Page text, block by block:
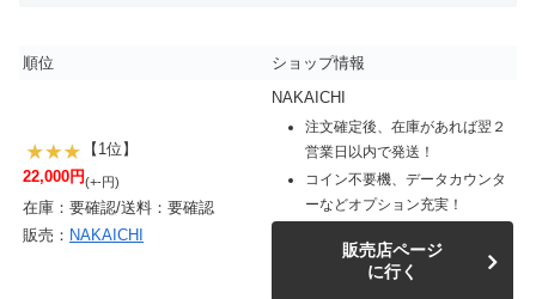
順位 ショップ情報
【1位】
22,000円(+-円)
在庫：要確認/送料：要確認
販売： NAKAICHI
NAKAICHI
注文確定後、在庫があれば翌２
営業日以内で発送！
コイン不要機、データカウンタ
ーなどオプション充実！
販売店ページ
に行く